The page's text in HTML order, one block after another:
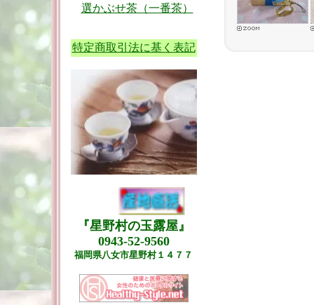
選かぶせ茶（一番茶）
特定商取引法に基く表記
『星野村の玉露屋』
0943-52-9560
福岡県八女市星野村１４７７